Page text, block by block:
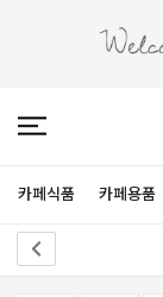
카페식품 카페용품